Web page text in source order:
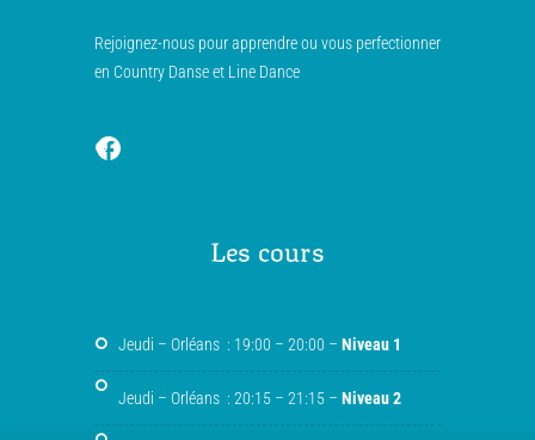
Rejoignez-nous pour apprendre ou vous perfectionner
en Country Danse et Line Dance
Les cours
Jeudi – Orléans : 19:00 – 20:00 – Niveau 1
Jeudi – Orléans : 20:15 – 21:15 – Niveau 2